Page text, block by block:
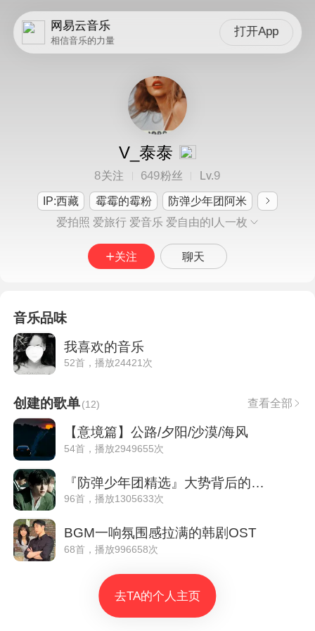
网易云音乐
相信音乐的力量
打开App
V_泰泰
8关注 649粉丝 Lv.9
IP:西藏 霉霉的霉粉
防弹少年团阿米
爱拍照 爱旅行 爱音乐 爱自由的I人一枚
关注 聊天
音乐品味
我喜欢的音乐
52首，播放24421次
创建的歌单(12) 查看全部
【意境篇】公路/夕阳/沙漠/海风
54首，播放2949655次
『防弹少年团精选』大势背后的血汗泪
96首，播放1305633次
BGM一响氛围感拉满的韩剧OST
68首，播放996658次
去TA的个人主页